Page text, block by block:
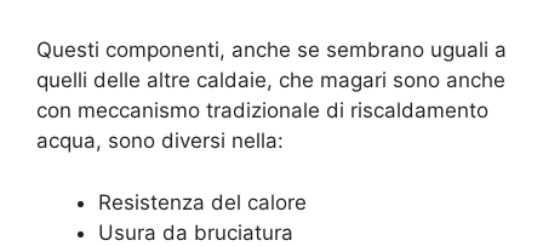
Questi componenti, anche se sembrano uguali a
quelli delle altre caldaie, che magari sono anche
con meccanismo tradizionale di riscaldamento
acqua, sono diversi nella:
Resistenza del calore
Usura da bruciatura